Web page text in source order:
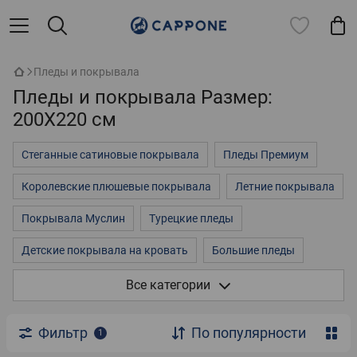
Пледы и покрывала
Пледы и покрывала Размер:
200X220 см
Стеганные сатиновые покрывала Пледы Премиум
Королевские плюшевые покрывала Летние покрывала
Покрывала Муслин Турецкие пледы
Детские покрывала на кровать Большие пледы
Покрывала на двуспальную кровать
Все категории
Фильтр 1 По популярности